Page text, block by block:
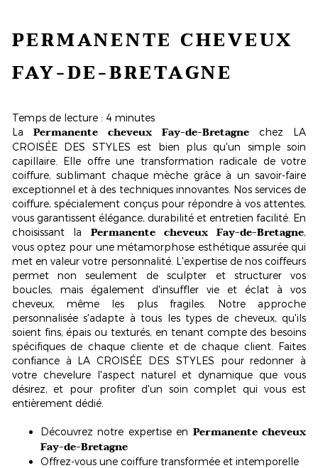
PERMANENTE CHEVEUX
FAY-DE-BRETAGNE
Temps de lecture : 4 minutes
La Permanente cheveux Fay-de-Bretagne chez LA
CROISÉE DES STYLES est bien plus qu'un simple soin
capillaire. Elle offre une transformation radicale de votre
coiffure, sublimant chaque mèche grâce à un savoir-faire
exceptionnel et à des techniques innovantes. Nos services de
coiffure, spécialement conçus pour répondre à vos attentes,
vous garantissent élégance, durabilité et entretien facilité. En
choisissant la Permanente cheveux Fay-de-Bretagne,
vous optez pour unemétamorphose esthétique assuréequi
met en valeur votre personnalité. L'expertise de nos coiffeurs
permet non seulement de sculpter et structurer vos
boucles, mais également d'insuffler vie et éclat à vos
cheveux, même les plus fragiles. Notre approche
personnalisée s'adapte à tous les types de cheveux, qu'ils
soient fins, épais ou texturés, en tenant compte des besoins
spécifiques de chaque cliente et de chaque client. Faites
confiance à LA CROISÉE DES STYLES pour redonner à
votre chevelure l'aspect naturel et dynamique que vous
désirez, et pour profiter d'un soin complet qui vous est
entièrement dédié.
Découvrez notre expertise en Permanente cheveux
Fay-de-Bretagne
Offrez-vous une coiffure transformée et intemporelle